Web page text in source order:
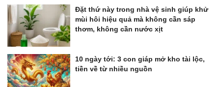
Đặt thứ này trong nhà vệ sinh giúp khử
mùi hôi hiệu quả mà không cần sáp
thơm, không cần nước xịt
10 ngày tới: 3 con giáp mở kho tài lộc,
tiền về từ nhiều nguồn